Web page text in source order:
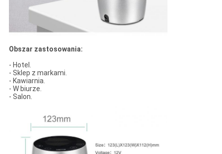
Obszar zastosowania:
- Hotel.
- Sklep z markami.
- Kawiarnia.
- W biurze.
- Salon.